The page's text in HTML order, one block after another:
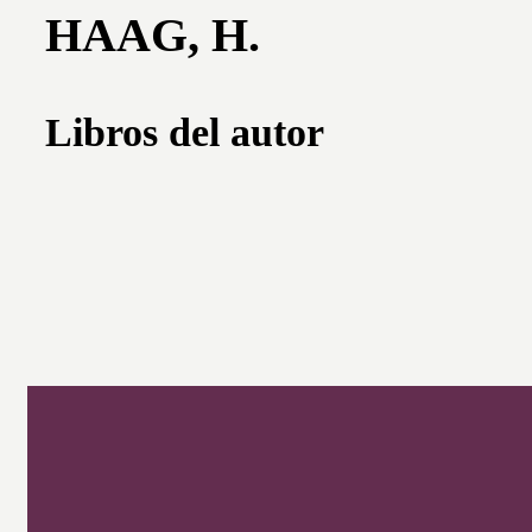
HAAG, H.
Libros del autor